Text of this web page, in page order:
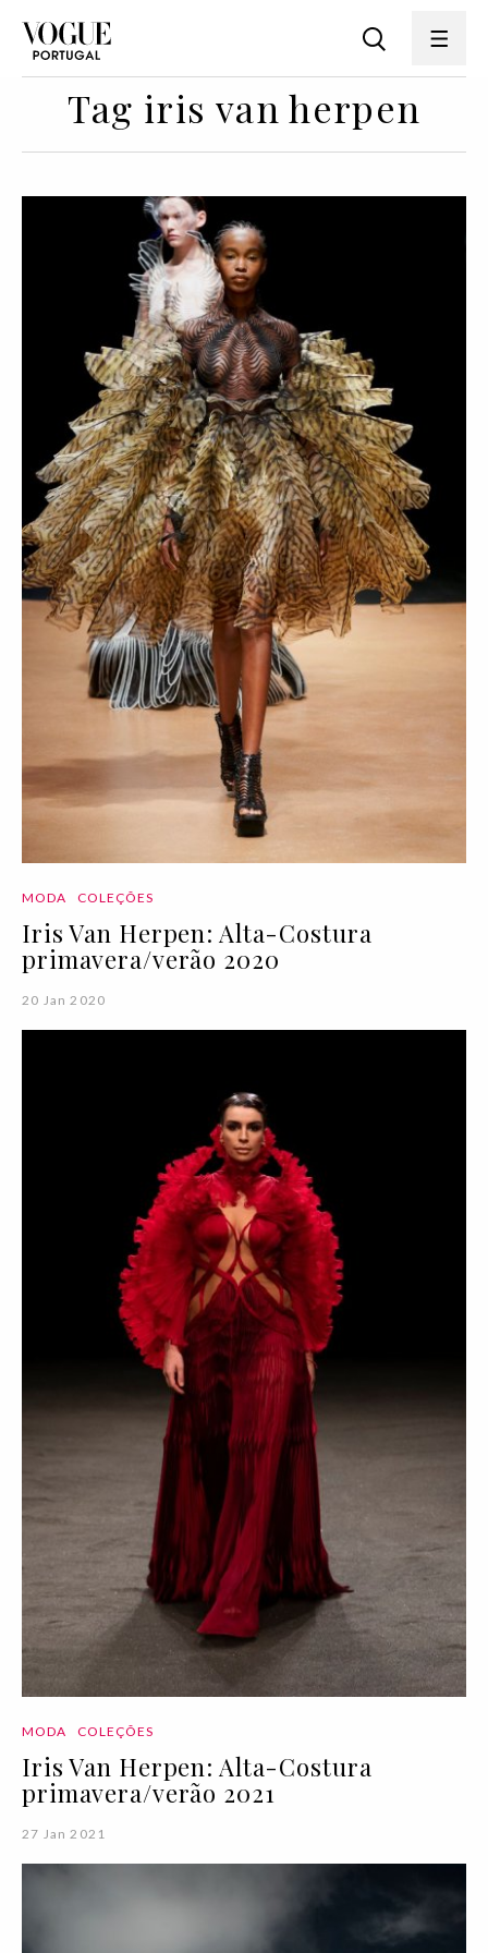
Tag iris van herpen
MODA COLEÇÕES
Iris Van Herpen: Alta-Costura
primavera/verão 2020
20 Jan 2020
MODA COLEÇÕES
Iris Van Herpen: Alta-Costura
primavera/verão 2021
27 Jan 2021